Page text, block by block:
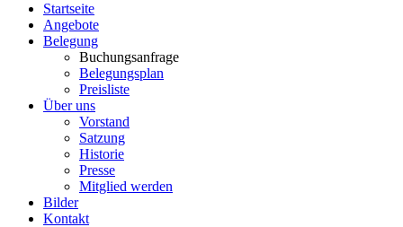
Startseite
Angebote
Belegung
Buchungsanfrage
Belegungsplan
Preisliste
Über uns
Vorstand
Satzung
Historie
Presse
Mitglied werden
Bilder
Kontakt